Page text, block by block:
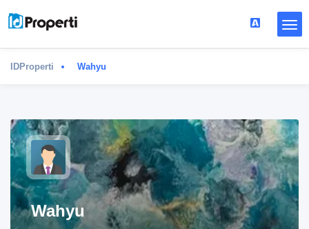
IDProperti Wahyu
Wahyu